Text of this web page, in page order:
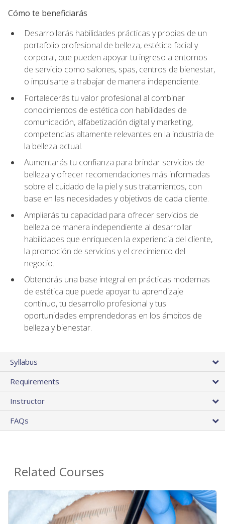
Cómo te beneficiarás
Desarrollarás habilidades prácticas y propias de un
portafolio profesional de belleza, estética facial y
corporal, que pueden apoyar tu ingreso a entornos
de servicio como salones, spas, centros de bienestar,
o impulsarte a trabajar de manera independiente.
Fortalecerás tu valor profesional al combinar
conocimientos de estética con habilidades de
comunicación, alfabetización digital y marketing,
competencias altamente relevantes en la industria de
la belleza actual.
Aumentarás tu confianza para brindar servicios de
belleza y ofrecer recomendaciones más informadas
sobre el cuidado de la piel y sus tratamientos, con
base en las necesidades y objetivos de cada cliente.
Ampliarás tu capacidad para ofrecer servicios de
belleza de manera independiente al desarrollar
habilidades que enriquecen la experiencia del cliente,
la promoción de servicios y el crecimiento del
negocio.
Obtendrás una base integral en prácticas modernas
de estética que puede apoyar tu aprendizaje
continuo, tu desarrollo profesional y tus
oportunidades emprendedoras en los ámbitos de
belleza y bienestar.
Syllabus
Requirements
Instructor
FAQs
Related Courses